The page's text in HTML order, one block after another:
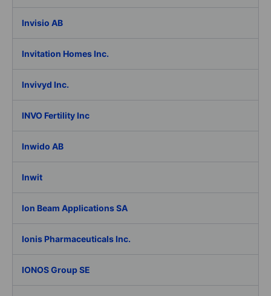
Invisio AB
Invitation Homes Inc.
Invivyd Inc.
INVO Fertility Inc
Inwido AB
Inwit
Ion Beam Applications SA
Ionis Pharmaceuticals Inc.
IONOS Group SE